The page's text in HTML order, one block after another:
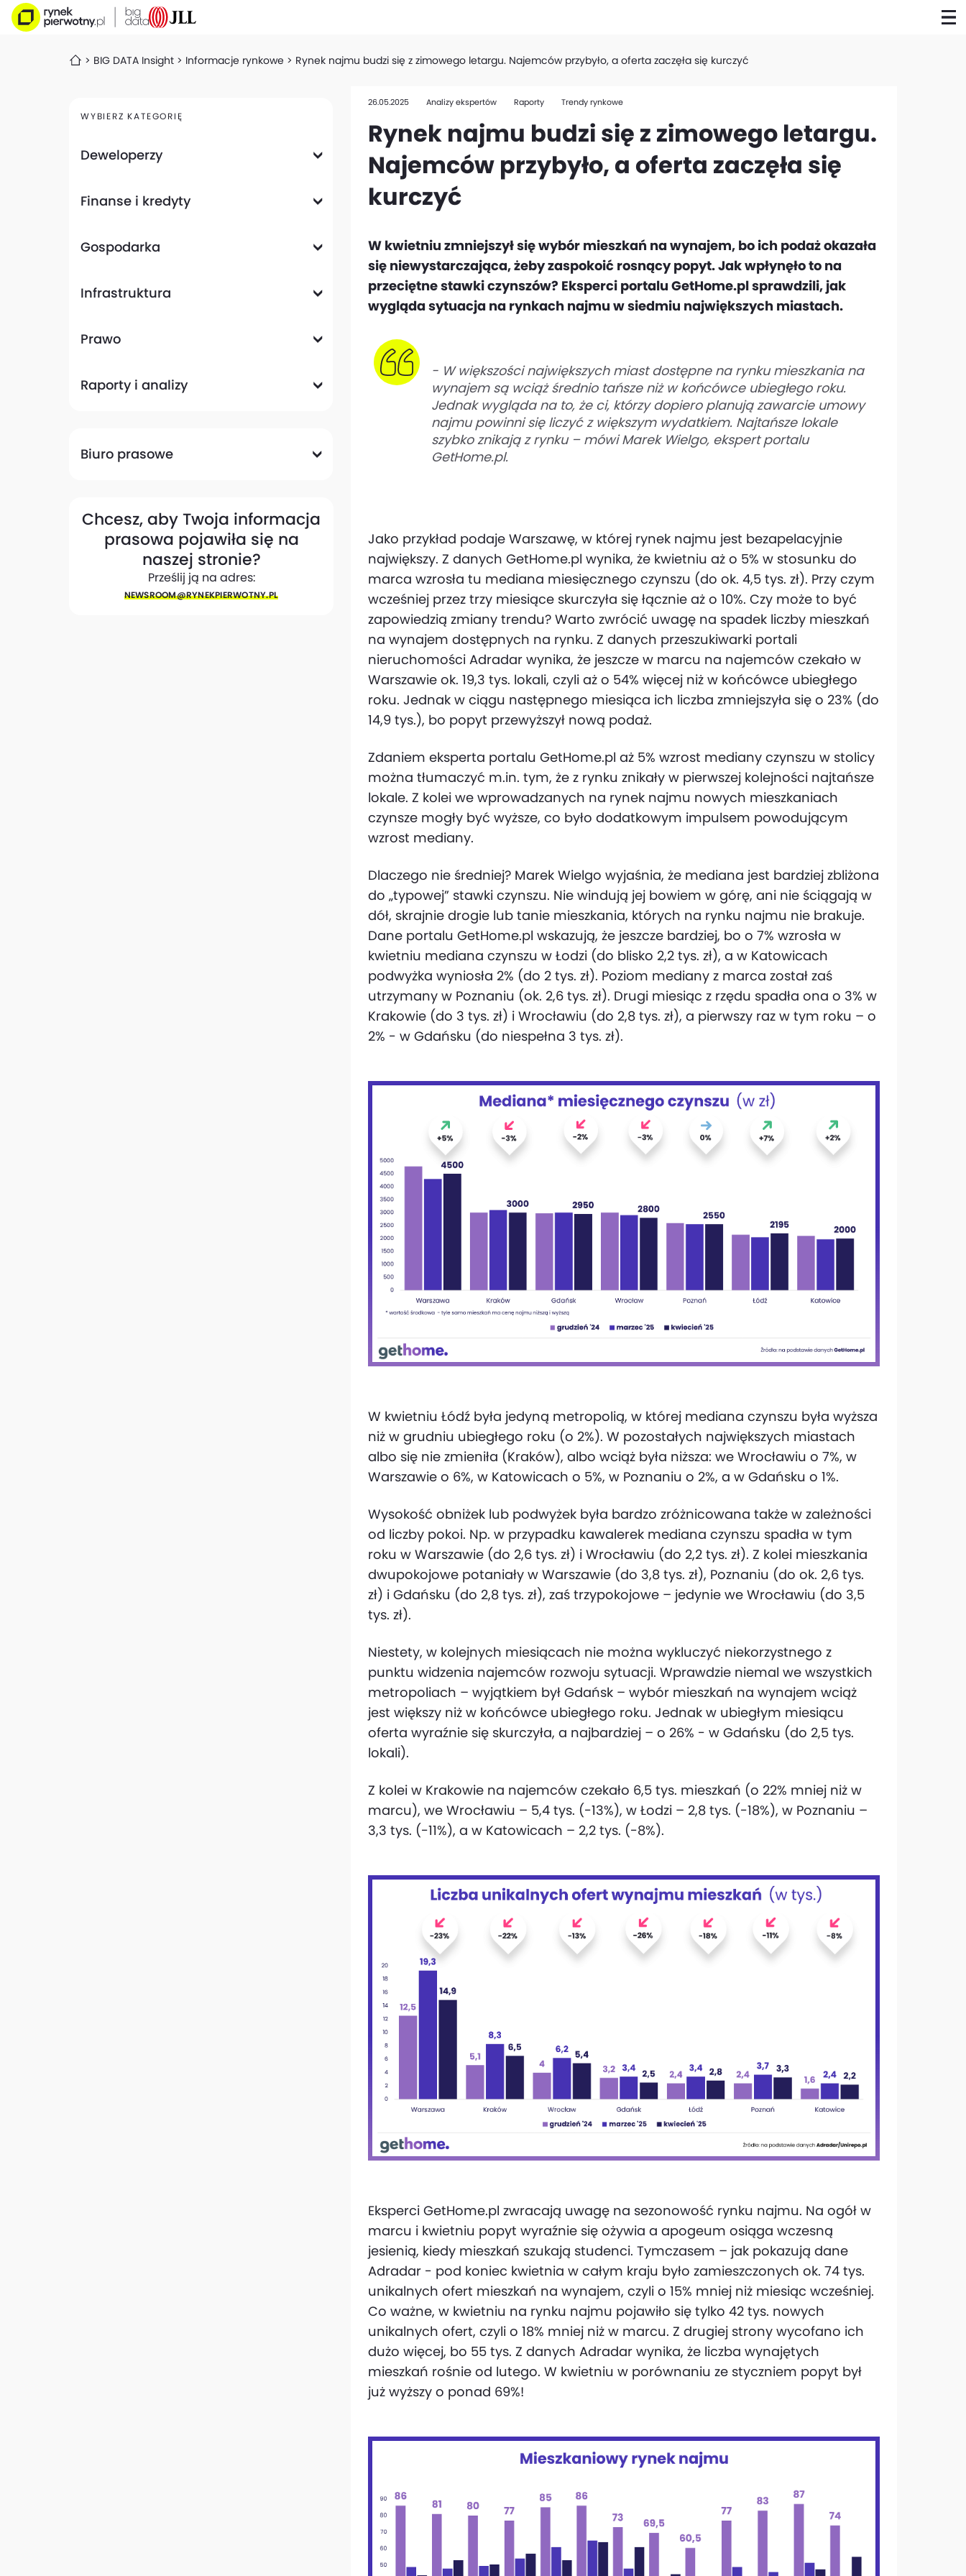
BIG DATA Insight Informacje rynkowe Rynek najmu budzi się z zimowego letargu. Najemców przybyło, a oferta zaczęła się kurczyć
WYBIERZ KATEGORIĘ
Deweloperzy
Finanse i kredyty
Gospodarka
Infrastruktura
Prawo
Raporty i analizy
Biuro prasowe
Chcesz, aby Twoja informacja
prasowa pojawiła się na
naszej stronie?
Prześlij ją na adres:
NEWSROOM@​RYNEKPIERWOTNY.PL
26.05.2025 Analizy ekspertów Raporty Trendy rynkowe
Rynek najmu budzi się z zimowego letargu.
Najemców przybyło, a oferta zaczęła się
kurczyć
W kwietniu zmniejszył się wybór mieszkań na wynajem, bo ich podaż okazała
się niewystarczająca, żeby zaspokoić rosnący popyt. Jak wpłynęło to na
przeciętne stawki czynszów? Eksperci portalu GetHome.pl sprawdzili, jak
wygląda sytuacja na rynkach najmu w siedmiu największych miastach.
- W większości największych miast dostępne na rynku mieszkania na
wynajem są wciąż średnio tańsze niż w końcówce ubiegłego roku.
Jednak wygląda na to, że ci, którzy dopiero planują zawarcie umowy
najmu powinni się liczyć z większym wydatkiem. Najtańsze lokale
szybko znikają z rynku– mówi Marek Wielgo, ekspert portalu
GetHome.pl.
Jako przykład podaje Warszawę, w której rynek najmu jest bezapelacyjnie
największy. Z danych GetHome.pl wynika, że kwietniu aż o 5% w stosunku do
marca wzrosła tu mediana miesięcznego czynszu (do ok. 4,5 tys. zł). Przy czym
wcześniej przez trzy miesiące skurczyła się łącznie aż o 10%. Czy może to być
zapowiedzią zmiany trendu? Warto zwrócić uwagę na spadek liczby mieszkań
na wynajem dostępnych na rynku. Z danych przeszukiwarki portali
nieruchomości Adradar wynika, że jeszcze w marcu na najemców czekało w
Warszawie ok. 19,3 tys. lokali, czyli aż o 54% więcej niż w końcówce ubiegłego
roku. Jednak w ciągu następnego miesiąca ich liczba zmniejszyła się o 23% (do
14,9 tys.), bo popyt przewyższył nową podaż.
Zdaniem eksperta portalu GetHome.pl aż 5% wzrost mediany czynszu w stolicy
można tłumaczyć m.in. tym, że z rynku znikały w pierwszej kolejności najtańsze
lokale. Z kolei we wprowadzanych na rynek najmu nowych mieszkaniach
czynsze mogły być wyższe, co było dodatkowym impulsem powodującym
wzrost mediany.
Dlaczego nie średniej? Marek Wielgo wyjaśnia, że mediana jest bardziej zbliżona
do „typowej” stawki czynszu. Nie windują jej bowiem w górę, ani nie ściągają w
dół, skrajnie drogie lub tanie mieszkania, których na rynku najmu nie brakuje.
Dane portalu GetHome.pl wskazują, że jeszcze bardziej, bo o 7% wzrosła w
kwietniu mediana czynszu w Łodzi (do blisko 2,2 tys. zł), a w Katowicach
podwyżka wyniosła 2% (do 2 tys. zł). Poziom mediany z marca został zaś
utrzymany w Poznaniu (ok. 2,6 tys. zł). Drugi miesiąc z rzędu spadła ona o 3% w
Krakowie (do 3 tys. zł) i Wrocławiu (do 2,8 tys. zł), a pierwszy raz w tym roku – o
2% - w Gdańsku (do niespełna 3 tys. zł).
W kwietniu Łódź była jedyną metropolią, w której mediana czynszu była wyższa
niż w grudniu ubiegłego roku (o 2%). W pozostałych największych miastach
albo się nie zmieniła (Kraków), albo wciąż była niższa: we Wrocławiu o 7%, w
Warszawie o 6%, w Katowicach o 5%, w Poznaniu o 2%, a w Gdańsku o 1%.
Wysokość obniżek lub podwyżek była bardzo zróżnicowana także w zależności
od liczby pokoi. Np. w przypadku kawalerek mediana czynszu spadła w tym
roku w Warszawie (do 2,6 tys. zł) i Wrocławiu (do 2,2 tys. zł). Z kolei mieszkania
dwupokojowe potaniały w Warszawie (do 3,8 tys. zł), Poznaniu (do ok. 2,6 tys.
zł) i Gdańsku (do 2,8 tys. zł), zaś trzypokojowe – jedynie we Wrocławiu (do 3,5
tys. zł).
Niestety, w kolejnych miesiącach nie można wykluczyć niekorzystnego z
punktu widzenia najemców rozwoju sytuacji. Wprawdzie niemal we wszystkich
metropoliach – wyjątkiem był Gdańsk – wybór mieszkań na wynajem wciąż
jest większy niż w końcówce ubiegłego roku. Jednak w ubiegłym miesiącu
oferta wyraźnie się skurczyła, a najbardziej – o 26% - w Gdańsku (do 2,5 tys.
lokali).
Z kolei w Krakowie na najemców czekało 6,5 tys. mieszkań (o 22% mniej niż w
marcu), we Wrocławiu – 5,4 tys. (-13%), w Łodzi – 2,8 tys. (-18%), w Poznaniu –
3,3 tys. (-11%), a w Katowicach – 2,2 tys. (-8%).
Eksperci GetHome.pl zwracają uwagę na sezonowość rynku najmu. Na ogół w
marcu i kwietniu popyt wyraźnie się ożywia a apogeum osiąga wczesną
jesienią, kiedy mieszkań szukają studenci. Tymczasem – jak pokazują dane
Adradar - pod koniec kwietnia w całym kraju było zamieszczonych ok. 74 tys.
unikalnych ofert mieszkań na wynajem, czyli o 15% mniej niż miesiąc wcześniej.
Co ważne, w kwietniu na rynku najmu pojawiło się tylko 42 tys. nowych
unikalnych ofert, czyli o 18% mniej niż w marcu. Z drugiej strony wycofano ich
dużo więcej, bo 55 tys. Z danych Adradar wynika, że liczba wynajętych
mieszkań rośnie od lutego. W kwietniu w porównaniu ze styczniem popyt był
już wyższy o ponad 69%!